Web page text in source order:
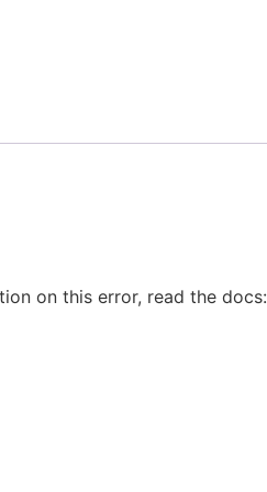
on this error, read the docs: